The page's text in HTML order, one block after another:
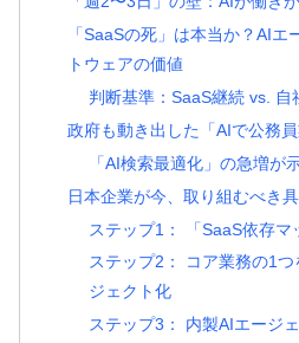
「SaaSの死」は本当か？AI
トウェアの価値
判断基準：SaaS継続 vs. 自
政府も動き出した「AIで公務
「AI検索最適化」の急増が
日本企業が今、取り組むべき
ステップ1： 「SaaS依存マ
ステップ2： コア業務の1
ジェクト化
ステップ3： 内製AIエージ